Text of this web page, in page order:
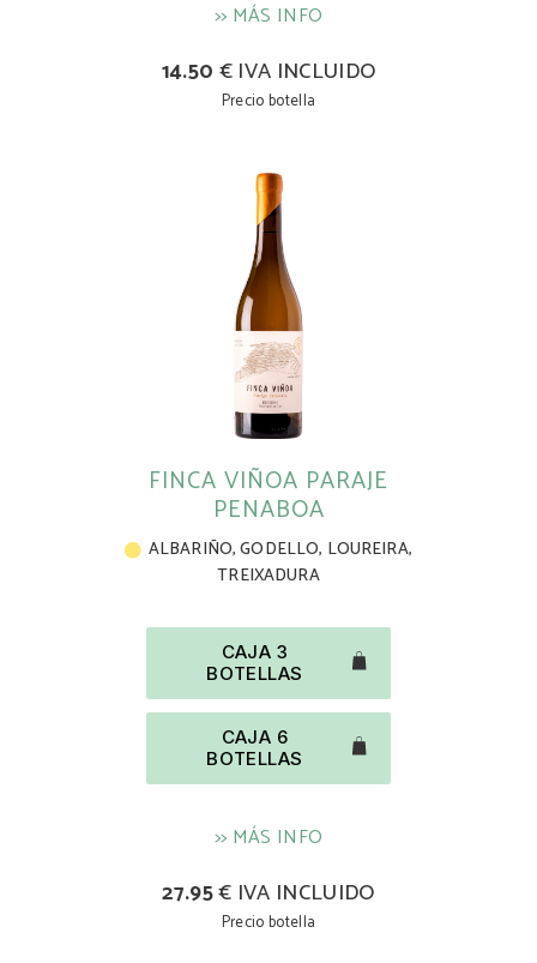
>> MÁS INFO
14.50 € IVA INCLUIDO
Precio botella
FINCA VIÑOA PARAJE
PENABOA
ALBARIÑO,GODELLO, LOUREIRA,
TREIXADURA
CAJA 3
BOTELLAS
CAJA 6
BOTELLAS
>> MÁS INFO
27.95€ IVA INCLUIDO
Precio botella